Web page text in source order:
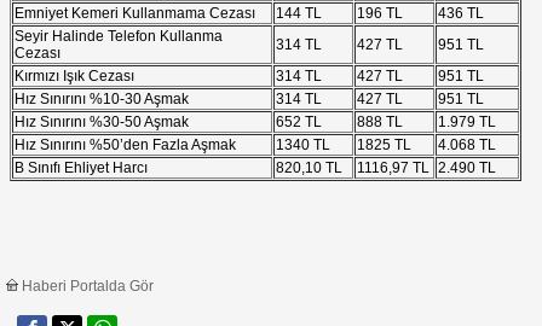
Emniyet Kemeri Kullanmama Cezası
144 TL 196 TL
436 TL
Seyir Halinde Telefon Kullanma
Cezası
314 TL 427 TL
951 TL
Kırmızı Işık Cezası
314 TL 427 TL
951 TL
Hız Sınırını %10-30 Aşmak
314 TL 427 TL
951 TL
Hız Sınırını %30-50 Aşmak
652 TL 888 TL
1.979 TL
Hız Sınırını %50’den Fazla Aşmak
1340 TL 1825 TL
4.068 TL
B Sınıfı Ehliyet Harcı
820,10 TL 1116,97 TL 2.490 TL
Haberi Portalda Gör